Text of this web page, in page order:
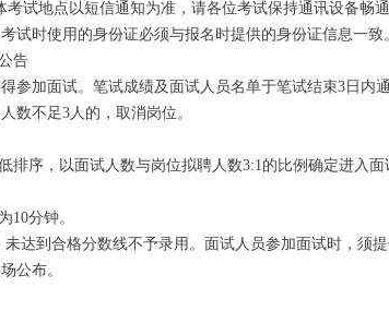
试地点以短信通知为准，请各位考试保持通讯设备畅通
时使用的身份证必须与报名时提供的身份证信息一致
告
加面试。笔试成绩及面试人员名单于笔试结束3日内
数不足3人的，取消岗位。
序，以面试人数与岗位拟聘人数3:1的比例确定进入面
分钟。
到合格分数线不予录用。面试人员参加面试时，须
公布。